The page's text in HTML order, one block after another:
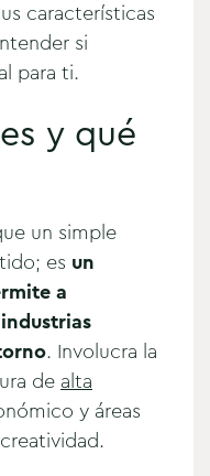
características
si
para ti.
y qué
un simple
es un
a
. Involucra la
de alta
y áreas